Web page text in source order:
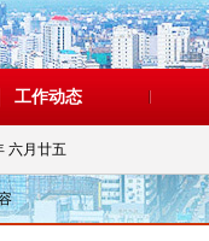
工作动态
六月廿五